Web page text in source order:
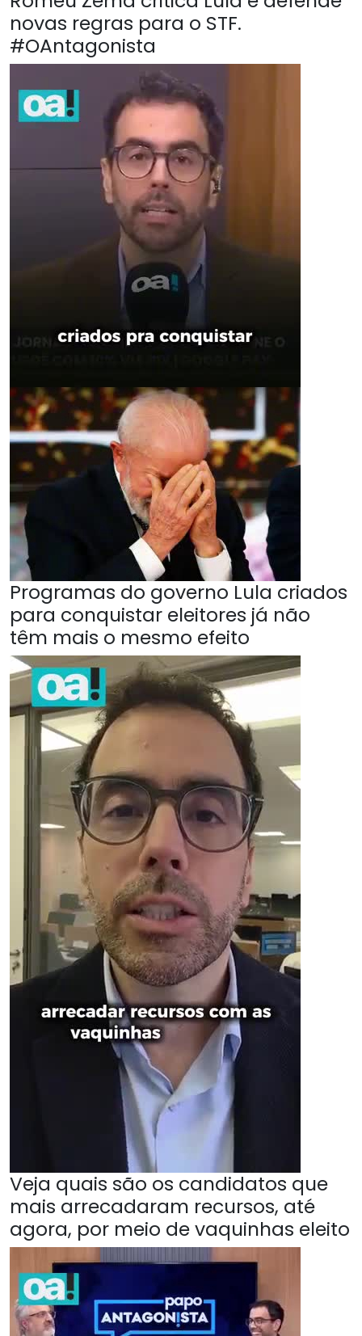
novas regras para o STF.
#OAntagonista
Programas do governo Lula criados
para conquistar eleitores já não
têm mais o mesmo efeito
Veja quais são os candidatos que
mais arrecadaram recursos, até
agora, por meio de vaquinhas eleito